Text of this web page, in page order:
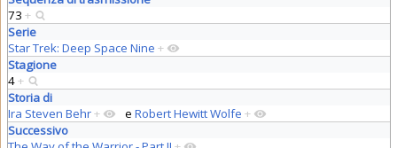
73 +
Serie
Star Trek: Deep Space Nine +
Stagione
4+
Storia di
Ira Steven Behr+ e Robert Hewitt Wolfe +
Successivo